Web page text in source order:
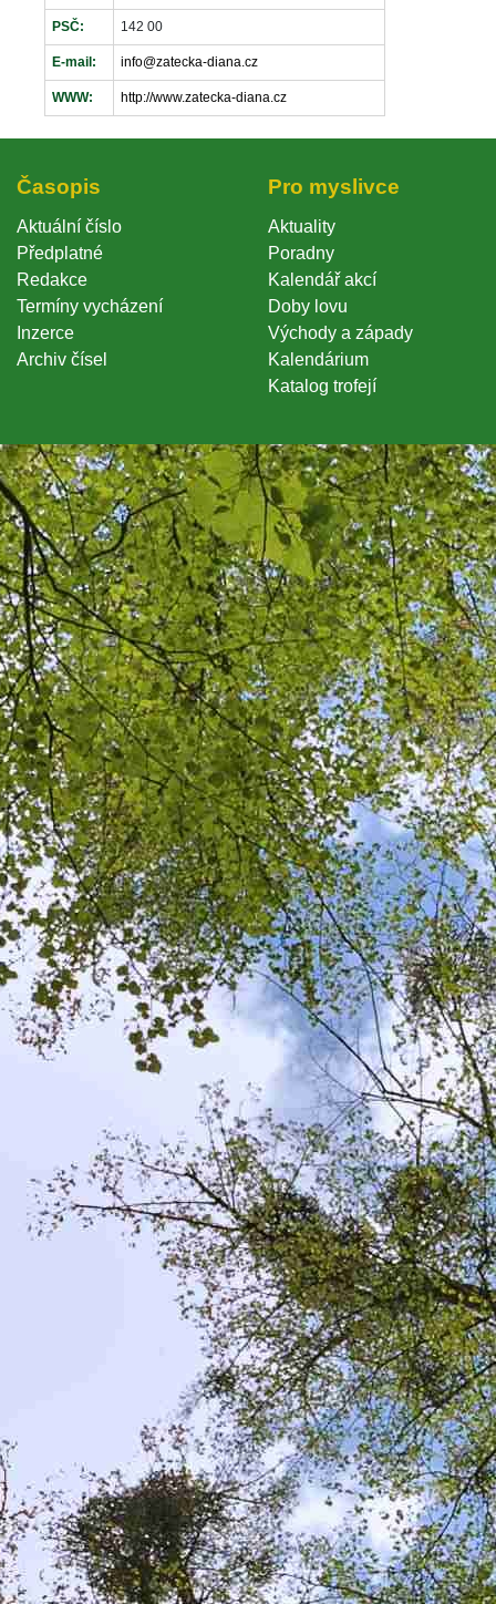
PSČ: 142 00
E-mail: info@zatecka-diana.cz
WWW: http://www.zatecka-diana.cz
Časopi
Aktuální číslo
Předplatné
Redakce
Termíny vycházení
Inzerce
Archiv čísel
Pro myslivce
Aktuality
Poradny
Kalendář akcí
Doby lovu
Východy a západy
Kalendárium
Katalog trofejí